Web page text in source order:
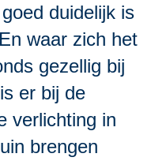
duidelijk is
waar zich het
gezellig bij
er bij de
verlichting in
brengen